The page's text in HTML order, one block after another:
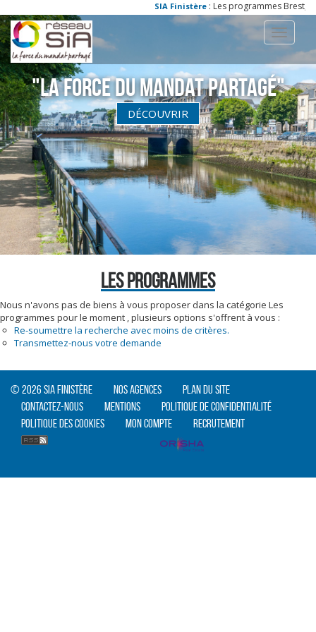
SIA Finistère: Les programmes Brest,
Toggle
"La Force du Mandat partagé"
DÉCOUVRIR
LES PROGRAMMES
Nous n'avons pas de biens à vous proposer dans la catégorie Les
programmes pour le moment , plusieurs options s'offrent à vous :
Re-soumettre la recherche avec moins de critères.
Transmettez-nous votre demande
© 2026 SIA Finistère Nos agences
Plan du site
Contactez-nous
Mentions
Politique de confidentialité
Politique des cookies
Mon compte Recrutement